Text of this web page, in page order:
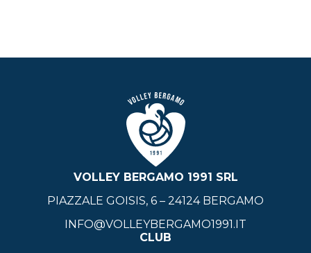
VOLLEY BERGAMO 1991 SRL
PIAZZALE GOISIS, 6 – 24124 BERGAMO
INFO@VOLLEYBERGAMO1991.IT
CLUB